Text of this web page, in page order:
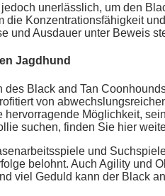
unerlässlich, um den
die Konzentrationsfähigkeit
und Ausdauer unter Beweis
Jagdhund
Black and Tan
von
hervorragende Möglichkeit,
suchen, finden Sie hier
und
belohnt. Auch Agility und
viel Geduld kann der Black